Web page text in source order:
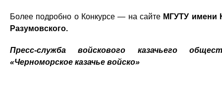
Более подробно о Конкурсе — на сайте МГУТУ имени
Разумовского.
Пресс-служба войскового казачьего
«Черноморское казачье войско»